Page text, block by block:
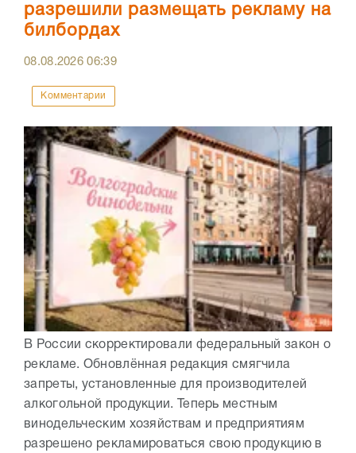
разрешили размещать рекламу на
билбордах
08.08.202606:39
Комментарии
В России скорректировали федеральный закон о
рекламе. Обновлённая редакция смягчила
запреты, установленные для производителей
алкогольной продукции. Теперь местным
винодельческим хозяйствам и предприятиям
разрешено рекламироваться свою продукцию в